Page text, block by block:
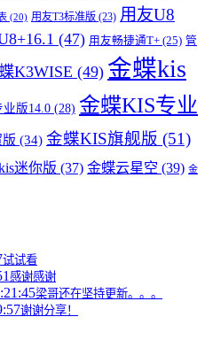
(20) 用友T3标准版 (23) 用友U8
(47) 用友畅捷通T+ (25) 管
K3WISE (49) 金蝶kis
业版14.0 (28) 金蝶KIS专业
(34) 金蝶KIS旗舰版 (51)
迷你版 (37) 金蝶云星空 (39) 金
试试看
感谢感谢
梁哥还在坚持更新。。。
谢谢分享！